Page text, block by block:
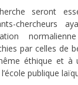
seront
chercheurs
par celles de
éthique et à
publique